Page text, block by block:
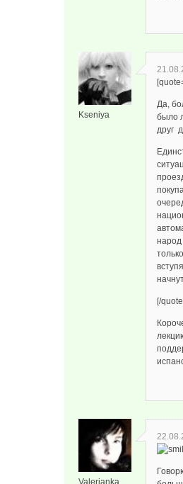
Kseniya
Да,
было
друг
народ
[/
Valerianka